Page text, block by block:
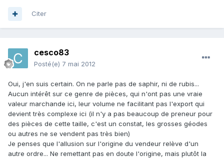
Citer
cesco83
Posté(e) 7 mai 2012
Oui, j'en suis certain. On ne parle pas de saphir, ni de rubis...
Aucun intérêt sur ce genre de pièces, qui n'ont pas une vraie
valeur marchande ici, leur volume ne facilitant pas l'export qui
devient très complexe ici (il n'y a pas beaucoup de preneur pour
des pièces de cette taille, c'est un constat, les grosses géodes
ou autres ne se vendent pas très bien)
Je penses que l'allusion sur l'origine du vendeur relève d'un
autre ordre... Ne remettant pas en doute l'origine, mais plutôt la